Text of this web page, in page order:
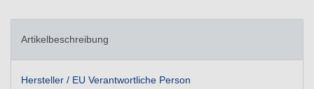
Artikelbeschreibung
Hersteller / EU Verantwortliche Person